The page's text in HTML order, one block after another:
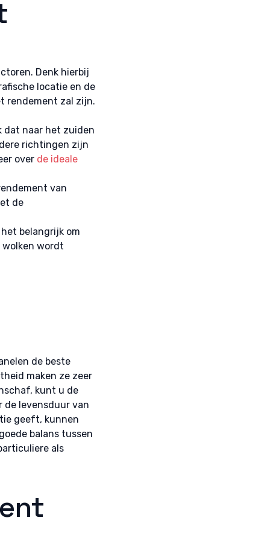
Denk hierbij
locatie en de
rendement zal zijn.
dat naar het zuiden
richtingen zijn
over de ideale
van
de
belangrijk om
wordt
de beste
maken ze zeer
kunt u de
de levensduur van
geeft, kunnen
balans tussen
als